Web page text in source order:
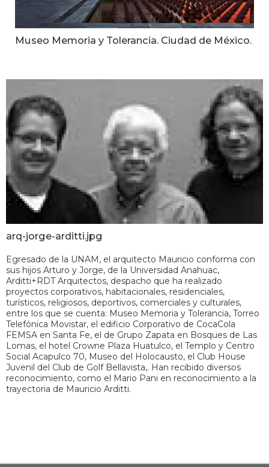
Museo Memoria y Tolerancia. Ciudad de México.
arq-jorge-arditti.jpg
Egresado de la UNAM, el arquitecto Mauricio conforma con
sus hijos Arturo y Jorge, de la Universidad Anahuac,
Arditti+RDT Arquitectos, despacho que ha realizado
proyectos corporativos, habitacionales, residenciales,
turísticos, religiosos, deportivos, comerciales y culturales,
entre los que se cuenta: Museo Memoria y Tolerancia, Torreo
Telefónica Movistar, el edificio Corporativo de CocaCola
FEMSA en Santa Fe, el de Grupo Zapata en Bosques de Las
Lomas, el hotel Crowne Plaza Huatulco, el Templo y Centro
Social Acapulco 70, Museo del Holocausto, el Club House
Juvenil del Club de Golf Bellavista,. Han recibido diversos
reconocimiento, como el Mario Pani en reconocimiento a la
trayectoria de Mauricio Arditti.